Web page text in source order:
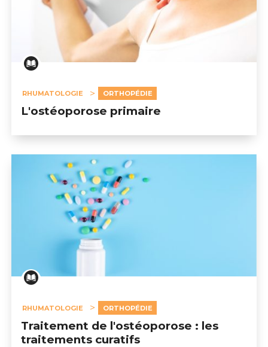
RHUMATOLOGIE ORTHOPÉDIE
L'ostéoporose primaire
RHUMATOLOGIE ORTHOPÉDIE
Traitement de l'ostéoporose : les
traitements curatifs